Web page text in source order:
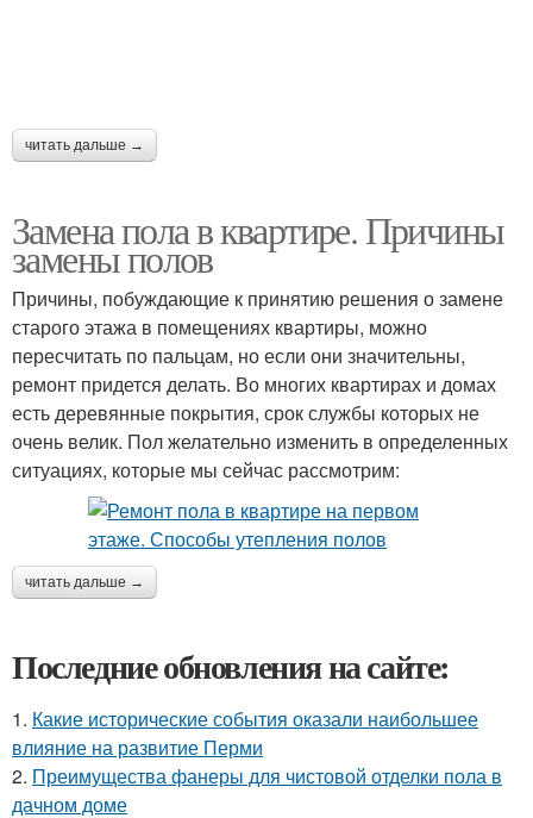
читать дальше →
Замена пола в квартире. Причины
замены полов
Причины, побуждающие к принятию решения о замене
старого этажа в помещениях квартиры, можно
пересчитать по пальцам, но если они значительны,
ремонт придется делать. Во многих квартирах и домах
есть деревянные покрытия, срок службы которых не
очень велик. Пол желательно изменить в определенных
ситуациях, которые мы сейчас рассмотрим:
читать дальше →
Последние обновления на сайте:
1. Какие исторические события оказали наибольшее
влияние на развитие Перми
2. Преимущества фанеры для чистовой отделки пола в
дачном доме